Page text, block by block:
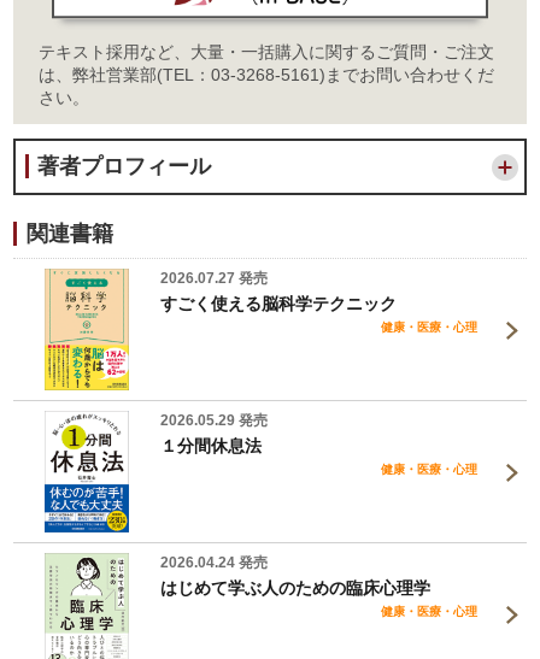
テキスト採用など、大量・一括購入に関するご質問・ご注文
は、弊社営業部(TEL：03-3268-5161)までお問い合わせくだ
さい。
著者プロフィール
関連書籍
2026.07.27 発売
すごく使える脳科学テクニック
健康・医療・心理
2026.05.29 発売
１分間休息法
健康・医療・心理
2026.04.24 発売
はじめて学ぶ人のための臨床心理学
健康・医療・心理